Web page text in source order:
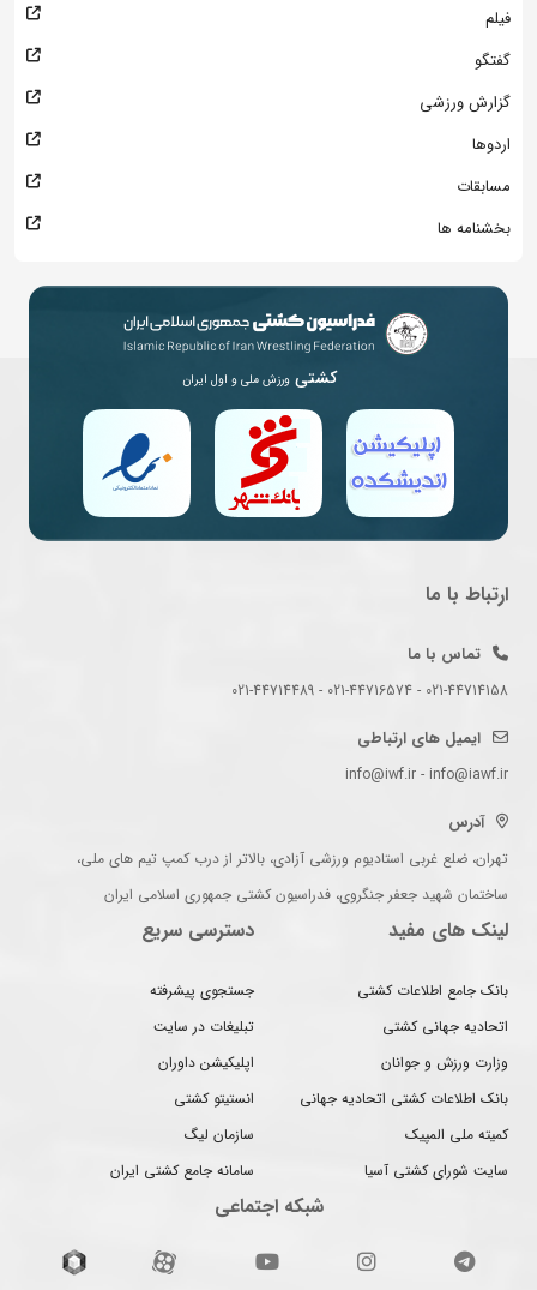
فیلم
گفتگو
گزارش ورزشی
اردوها
مسابقات
بخشنامه ها
کشتی ورزش ملی و اول ایران
ارتباط با ما
تماس با ما
021-44714158 - 021-44716574 - 021-44714489
ایمیل های ارتباطی
info@iwf.ir - info@iawf.ir
آدرس
تهران، ضلع غربی استادیوم ورزشی آزادی، بالاتر از درب کمپ تیم های ملی،
ساختمان شهید جعفر جنگروی، فدراسیون کشتی جمهوری اسلامی ایران
لینک های مفید
بانک جامع اطلاعات کشتی
اتحادیه جهانی کشتی
وزارت ورزش و جوانان
بانک اطلاعات کشتی اتحادیه جهانی
کمیته ملی المپیک
سایت شورای کشتی آسیا
دسترسی سریع
جستجوی پیشرفته
تبلیغات در سایت
اپلیکیشن داوران
انستیتو کشتی
سازمان لیگ
سامانه جامع کشتی ایران
شبکه اجتماعی